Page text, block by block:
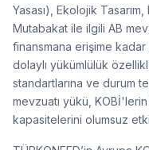
Yasası), Ekolojik
Mutabakat ile ilgili AB
finansmana erişime
dolaylı yükümlülük
standartlarına ve durum
mevzuatı yükü,
kapasitelerini olumsuz